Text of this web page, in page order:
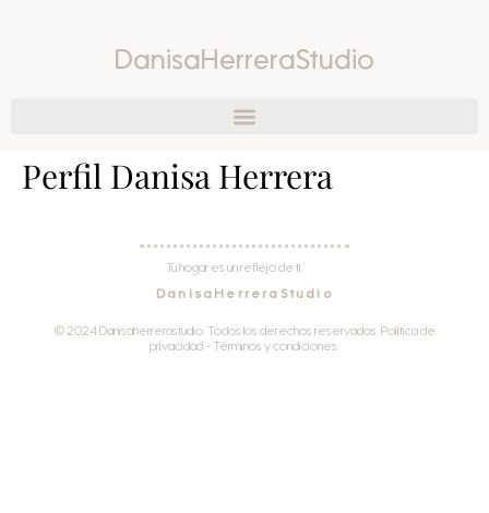
DanisaHerreraStudio
Perfil Danisa Herrera
Tu hogar es un reflejo de ti
DanisaHerreraStudio
© 2024 Danisaherrerastudio. Todos los derechos reservados. Política de
privacidad - Términos y condiciones.